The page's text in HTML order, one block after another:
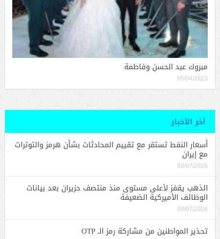
مبروك عبد الحسن وفاطمة
05/04/2023
آخر الأخبار
أسعار النفط تستقر مع تقييم المحادثات بشأن هرمز والتوترات
مع إيران
08/07/2026
الذهب يقفز لأعلى مستوى منذ منتصف حزيران بعد بيانات
الوظائف الأميركية الضعيفة
08/07/2026
تحذير المواطنين من مشاركة رمز الـ OTP